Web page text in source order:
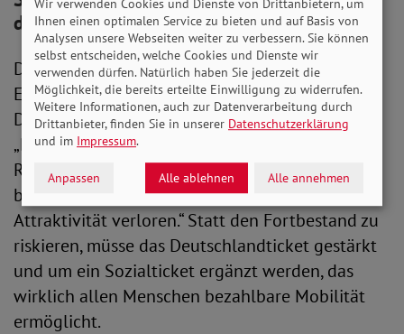
die Räder kommen
Die SoVD-Vorstandsvorsitzende Michaela
Engelmeier mahnt die Parteien, die Zukunft des
Deutschlandtickets nicht aufs Spiel zu setzen.
„Das Deutschlandticket darf nicht unter die
Räder kommen. Für viele Menschen hat es
bereits mit der letzten Preiserhöhung an
Attraktivität verloren.“ Statt den Fortbestand zu
riskieren, müsse das Deutschlandticket gestärkt
und um ein Sozialticket ergänzt werden, das
wirklich allen Menschen bezahlbare Mobilität
ermöglicht.
Wir verwenden Cookies und Dienste von Drittanbietern, um
Ihnen einen optimalen Service zu bieten und auf Basis von
Analysen unsere Webseiten weiter zu verbessern. Sie können
selbst entscheiden, welche Cookies und Dienste wir
verwenden dürfen. Natürlich haben Sie jederzeit die
Möglichkeit, die bereits erteilte Einwilligung zu widerrufen.
Weitere Informationen, auch zur Datenverarbeitung durch
Drittanbieter, finden Sie in unserer Datenschutzerklärung
und im Impressum.
Anpassen Alle ablehnen Alle annehmen